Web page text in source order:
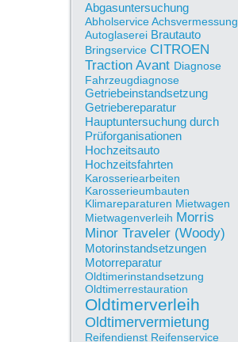
Abgasuntersuchung
AbholserviceAchsvermessung
Autoglaserei Brautauto
Bringservice CITROEN
Traction Avant Diagnose
Fahrzeugdiagnose
Getriebeinstandsetzung
Getriebereparatur
Hauptuntersuchung durch
Prüforganisationen
Hochzeitsauto
Hochzeitsfahrten
Karosseriearbeiten
Karosserieumbauten
Klimareparaturen Mietwagen
Mietwagenverleih Morris
Minor Traveler (Woody)
Motorinstandsetzungen
Motorreparatur
Oldtimerinstandsetzung
Oldtimerrestauration
Oldtimerverleih
Oldtimervermietung
Reifendienst Reifenservice